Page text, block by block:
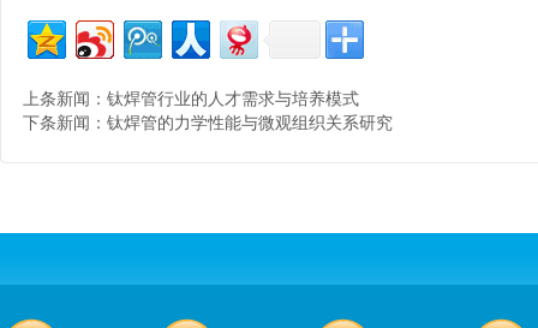
上条新闻： 钛焊管行业的人才需求与培养模式
下条新闻： 钛焊管的力学性能与微观组织关系研究